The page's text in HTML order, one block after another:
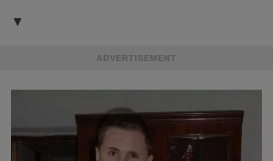
▼
ADVERTISEMENT